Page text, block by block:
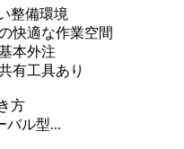
整備環境
快適な作業空間
本外注
有工具あり
方
バル型...